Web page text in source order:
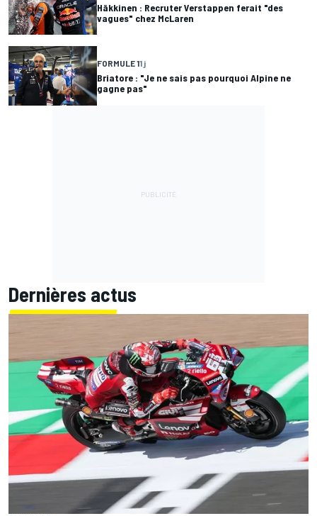
Häkkinen : Recruter Verstappen ferait "des
vagues" chez McLaren
FORMULE 11 j
Briatore : "Je ne sais pas pourquoi Alpine ne
gagne pas"
Dernières actus